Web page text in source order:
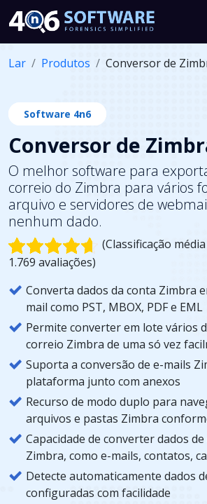
Lar Produtos Conversor de
Software 4n6
Conversor de
O melhor software para
correio do Zimbra para vários
arquivo e servidores de
nenhum dado.
(Classificação
1.769 avaliações)
Converta dados da conta Zimbra
mail como PST, MBOX, PDF e EML
Permite converter em lote vários
correio Zimbra de uma só vez
Suporta a conversão de e-mails
plataforma junto com anexos
Recurso de modo duplo para
arquivos e pastas Zimbra
Capacidade de converter dados
Zimbra, como e-mails, contatos,
Detecte automaticamente dados
configuradas com facilidade